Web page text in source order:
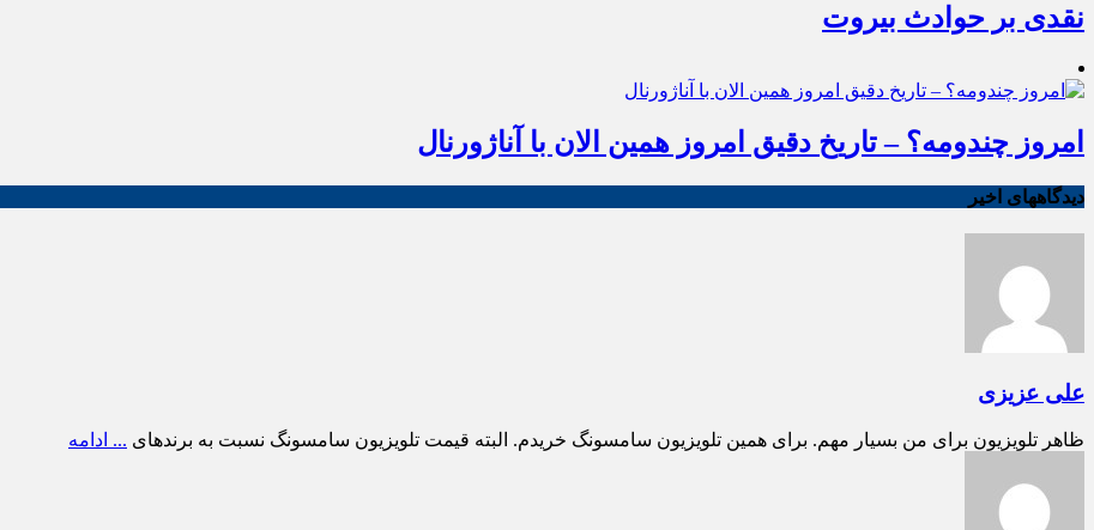
نقدی بر حوادث بیروت
امروز چندومه؟ – تاریخ دقیق امروز همین الان با آناژورنال
دیدگاههای اخیر
علی عزیزی
ظاهر تلویزیون برای من بسیار مهم. برای همین تلویزیون سامسونگ خریدم. البته قیمت تلویزیون سامسونگ نسبت به برندهای ... ادامه